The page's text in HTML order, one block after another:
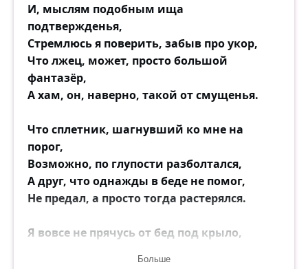
И, мыслям подобным ища
подтвержденья,
Стремлюсь я поверить, забыв про укор,
Что лжец, может, просто большой
фантазёр,
А хам, он, наверно, такой от смущенья.
Что сплетник, шагнувший ко мне на
порог,
Возможно, по глупости разболтался,
А друг, что однажды в беде не помог,
Не предал, а просто тогда растерялся.
Я вовсе не прячусь от бед под крыло,
Больше